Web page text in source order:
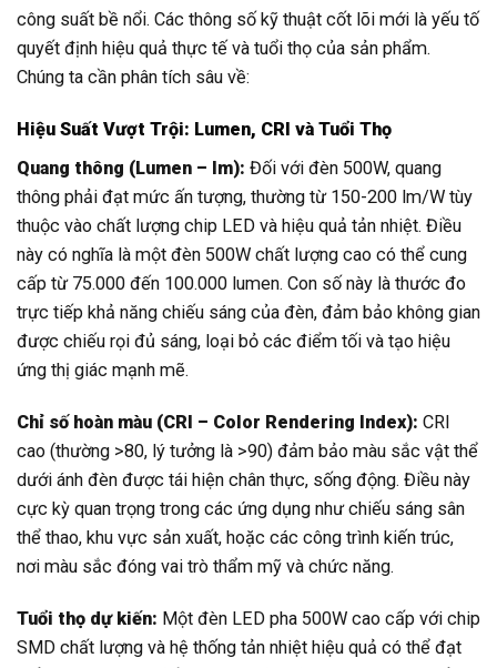
công suất bề nổi. Các thông số kỹ thuật cốt lõi mới là yếu tố
quyết định hiệu quả thực tế và tuổi thọ của sản phẩm.
Chúng ta cần phân tích sâu về:
Hiệu Suất Vượt Trội: Lumen, CRI và Tuổi Thọ
Quang thông (Lumen – lm): Đối với đèn 500W, quang
thông phải đạt mức ấn tượng, thường từ 150-200 lm/W tùy
thuộc vào chất lượng chip LED và hiệu quả tản nhiệt. Điều
này có nghĩa là một đèn 500W chất lượng cao có thể cung
cấp từ 75.000 đến 100.000 lumen. Con số này là thước đo
trực tiếp khả năng chiếu sáng của đèn, đảm bảo không gian
được chiếu rọi đủ sáng, loại bỏ các điểm tối và tạo hiệu
ứng thị giác mạnh mẽ.
Chỉ số hoàn màu (CRI – Color Rendering Index): CRI
cao (thường >80, lý tưởng là >90) đảm bảo màu sắc vật thể
dưới ánh đèn được tái hiện chân thực, sống động. Điều này
cực kỳ quan trọng trong các ứng dụng như chiếu sáng sân
thể thao, khu vực sản xuất, hoặc các công trình kiến trúc,
nơi màu sắc đóng vai trò thẩm mỹ và chức năng.
Tuổi thọ dự kiến: Một đèn LED pha 500W cao cấp với chip
SMD chất lượng và hệ thống tản nhiệt hiệu quả có thể đạt